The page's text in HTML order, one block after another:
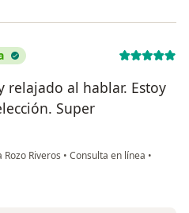
al hablar. Estoy
Super
Riveros • Consulta en línea •